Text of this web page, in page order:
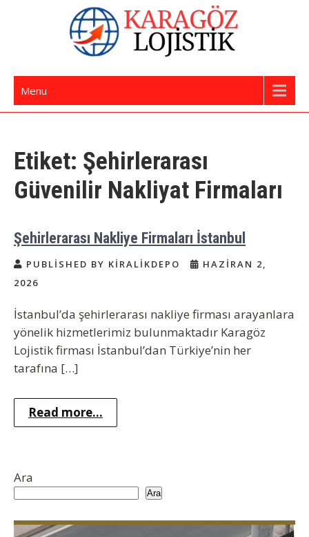
İstanbul Evden Eve Nakliye | İstanbul
Nakliyat
Menu
Etiket: Şehirlerarası
Güvenilir Nakliyat Firmaları
Şehirlerarası Nakliye Firmaları İstanbul
PUBLISHED BY KIRALIKDEPO
HAZIRAN 2,
2026
İstanbul’da şehirlerarası nakliye firması arayanlara
yönelik hizmetlerimiz bulunmaktadır Karagöz
Lojistik firması İstanbul’dan Türkiye’nin her
tarafına […]
Read more...
Ara
Ara